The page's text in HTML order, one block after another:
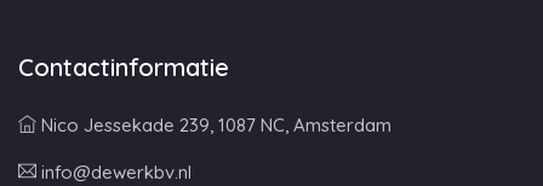
Contactinformatie
Nico Jessekade 239, 1087 NC, Amsterdam
info@dewerkbv.nl